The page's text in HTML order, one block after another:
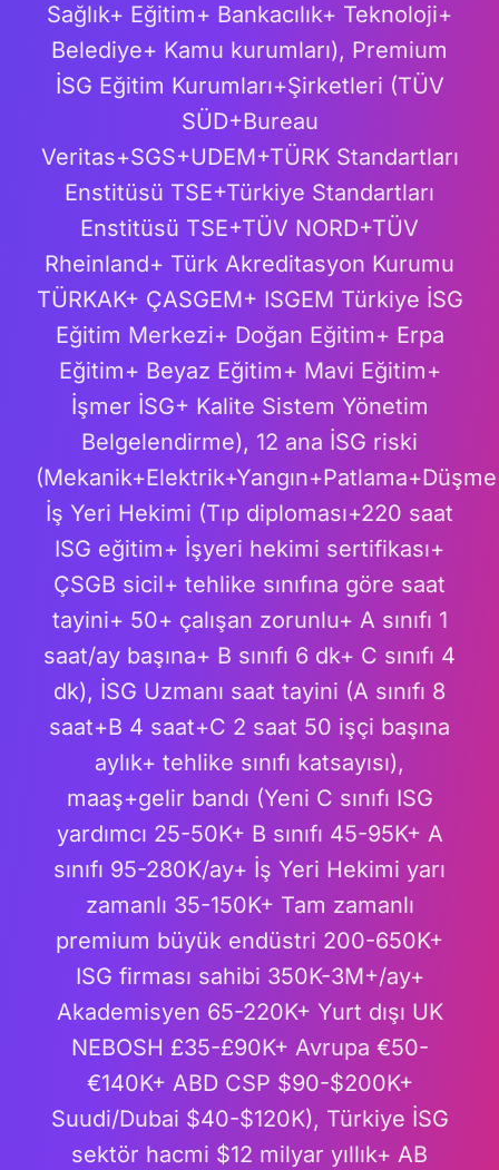
Sağlık+ Eğitim+ Bankacılık+ Teknoloji+
Belediye+ Kamu kurumları), Premium
İSG Eğitim Kurumları+Şirketleri (TÜV
SÜD+Bureau
Veritas+SGS+UDEM+TÜRK Standartları
Enstitüsü TSE+Türkiye Standartları
Enstitüsü TSE+TÜV NORD+TÜV
Rheinland+ Türk Akreditasyon Kurumu
TÜRKAK+ ÇASGEM+ ISGEM Türkiye İSG
Eğitim Merkezi+ Doğan Eğitim+ Erpa
Eğitim+ Beyaz Eğitim+ Mavi Eğitim+
İşmer İSG+ Kalite Sistem Yönetim
Belgelendirme), 12 ana İSG riski
İş Yeri Hekimi (Tıp diploması+220 saat
ISG eğitim+ İşyeri hekimi sertifikası+
ÇSGB sicil+ tehlike sınıfına göre saat
tayini+ 50+ çalışan zorunlu+ A sınıfı 1
saat/ay başına+ B sınıfı 6 dk+ C sınıfı 4
dk), İSG Uzmanı saat tayini (A sınıfı 8
saat+B 4 saat+C 2 saat 50 işçi başına
aylık+ tehlike sınıfı katsayısı),
maaş+gelir bandı (Yeni C sınıfı ISG
yardımcı 25-50K+ B sınıfı 45-95K+ A
sınıfı 95-280K/ay+ İş Yeri Hekimi yarı
zamanlı 35-150K+ Tam zamanlı
premium büyük endüstri 200-650K+
ISG firması sahibi 350K-3M+/ay+
Akademisyen 65-220K+ Yurt dışı UK
NEBOSH £35-£90K+ Avrupa €50-
€140K+ ABD CSP $90-$200K+
Suudi/Dubai $40-$120K), Türkiye İSG
sektör hacmi $12 milyar yıllık+ AB